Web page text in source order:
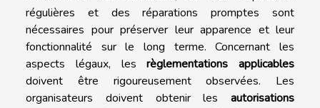
régulières et des réparations promptes sont
nécessaires pour préserver leur apparence et leur
fonctionnalité sur le long terme. Concernant les
aspects légaux, lesrèglementations applicables
doivent être rigoureusement observées. Les
organisateurs doivent obtenir les autorisations